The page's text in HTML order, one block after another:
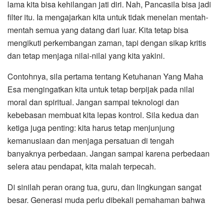
lama kita bisa kehilangan jati diri. Nah, Pancasila bisa jadi
filter itu. Ia mengajarkan kita untuk tidak menelan mentah-
mentah semua yang datang dari luar. Kita tetap bisa
mengikuti perkembangan zaman, tapi dengan sikap kritis
dan tetap menjaga nilai-nilai yang kita yakini.
Contohnya, sila pertama tentang Ketuhanan Yang Maha
Esa mengingatkan kita untuk tetap berpijak pada nilai
moral dan spiritual. Jangan sampai teknologi dan
kebebasan membuat kita lepas kontrol. Sila kedua dan
ketiga juga penting: kita harus tetap menjunjung
kemanusiaan dan menjaga persatuan di tengah
banyaknya perbedaan. Jangan sampai karena perbedaan
selera atau pendapat, kita malah terpecah.
Di sinilah peran orang tua, guru, dan lingkungan sangat
besar. Generasi muda perlu dibekali pemahaman bahwa